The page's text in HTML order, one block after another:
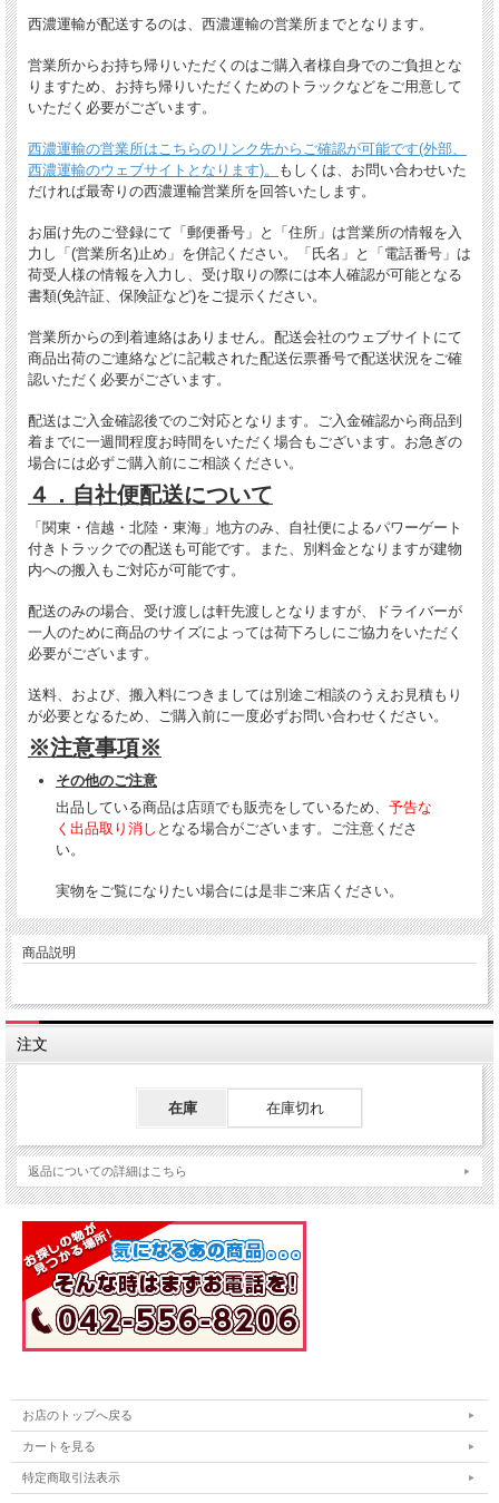
西濃運輸が配送するのは、西濃運輸の営業所までとなります。
営業所からお持ち帰りいただくのはご購入者様自身でのご負担とな
りますため、お持ち帰りいただくためのトラックなどをご用意して
いただく必要がございます。
西濃運輸の営業所はこちらのリンク先からご確認が可能です(外部、
西濃運輸のウェブサイトとなります)。
もしくは、お問い合わせいた
だければ最寄りの西濃運輸営業所を回答いたします。
お届け先のご登録にて「郵便番号」と「住所」は営業所の情報を入
力し「(営業所名)止め」を併記ください。「氏名」と「電話番号」は
荷受人様の情報を入力し、受け取りの際には本人確認が可能となる
書類(免許証、保険証など)をご提示ください。
営業所からの到着連絡はありません。配送会社のウェブサイトにて
商品出荷のご連絡などに記載された配送伝票番号で配送状況をご確
認いただく必要がございます。
配送はご入金確認後でのご対応となります。ご入金確認から商品到
着までに一週間程度お時間をいただく場合もございます。お急ぎの
場合には必ずご購入前にご相談ください。
４．自社便配送について
「関東・信越・北陸・東海」地方のみ、自社便によるパワーゲート
付きトラックでの配送も可能です。また、別料金となりますが建物
内への搬入もご対応が可能です。
配送のみの場合、受け渡しは軒先渡しとなりますが、ドライバーが
一人のために商品のサイズによっては荷下ろしにご協力をいただく
必要がございます。
送料、および、搬入料につきましては別途ご相談のうえお見積もり
が必要となるため、ご購入前に一度必ずお問い合わせください。
※注意事項※
その他のご注意
出品している商品は店頭でも販売をしているため、 予告な
く出品取り消し となる場合がございます。ご注意くださ
い。
実物をご覧になりたい場合には是非ご来店ください。
商品説明
注文
在庫 在庫切れ
返品についての詳細はこちら
お店のトップへ戻る
カートを見る
特定商取引法表示